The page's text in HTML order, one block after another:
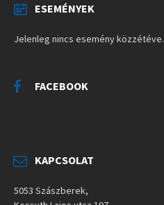
ESEMÉNYEK
Jelenleg nincs esemény közzétéve.
FACEBOOK
KAPCSOLAT
5053 Szászberek,